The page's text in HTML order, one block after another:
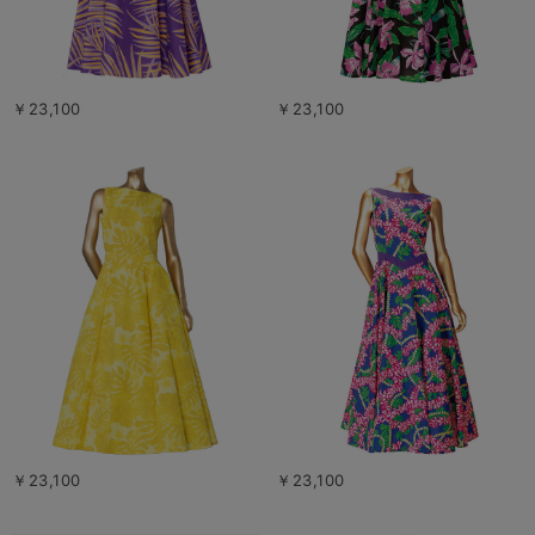
￥23,100 ￥23,100
￥23,100 ￥23,100